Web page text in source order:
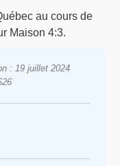
au cours de
Maison 4:3.
: 19 juillet 2024